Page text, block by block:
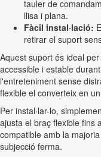
tauler de
llisa i plana.
Fàcil instal·lació:
retirar el suport
Aquest suport és ideal
accessible i estable
l'entreteniment sense
flexible el converteix en
Per instal·lar-lo,
ajusta el braç flexible fins
compatible amb la
subjecció ferma.